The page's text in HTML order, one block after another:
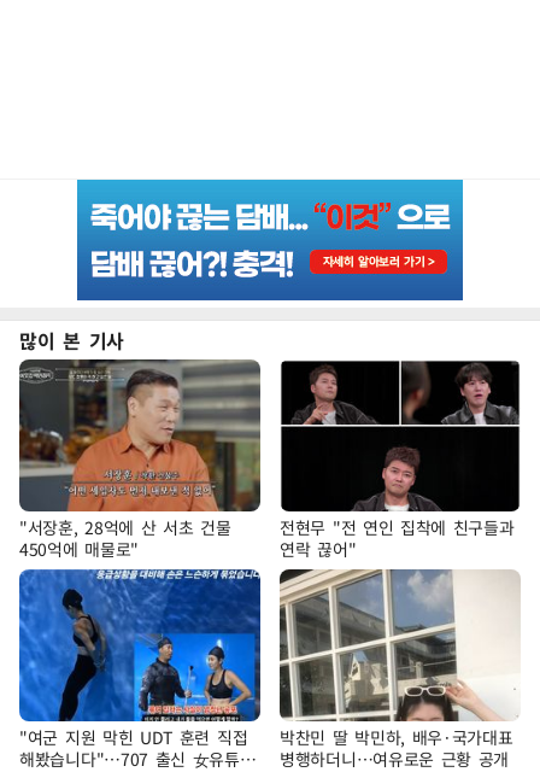
많이 본 기사
"서장훈, 28억에 산 서초 건물
450억에 매물로"
전현무 "전 연인 집착에 친구들과
연락 끊어"
"여군 지원 막힌 UDT 훈련 직접
해봤습니다"…707 출신 女유튜버
박찬민 딸 박민하, 배우·국가대표
병행하더니…여유로운 근황 공개